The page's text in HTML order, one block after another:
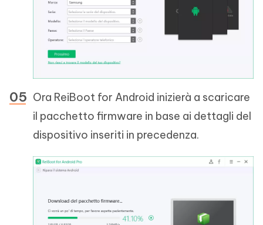
Ora ReiBoot for Android inizierà a scaricare
il pacchetto firmware in base ai dettagli del
dispositivo inseriti in precedenza.